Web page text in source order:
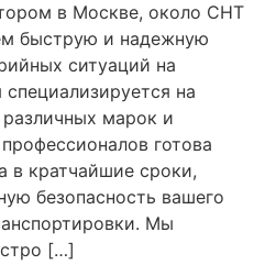
в Москве, около СНТ
быструю и надежную
ситуаций на
на
марок и
готова
в кратчайшие сроки,
безопасность вашего
Мы
[…]